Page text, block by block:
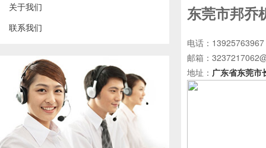
关于我们
联系我们
东莞市邦乔
电话：
邮箱：
地址： 广东省东莞市